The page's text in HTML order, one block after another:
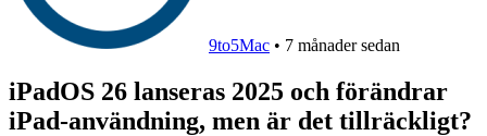
9to5Mac • 7 månader sedan
iPadOS 26 lanseras 2025 och förändrar
iPad-användning, men är det tillräckligt?